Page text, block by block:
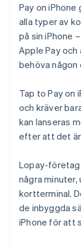
Pay on
alla typer av
på sin iPhone
Apple Pay
behöva någon
Tap to Pay on
och kräver
kan lanseras
efter att det
Lopay-företag
några
kortterminal.
de inbyggda
iPhone för att